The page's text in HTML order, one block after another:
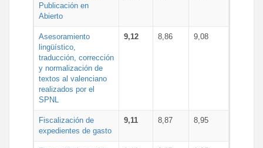
Publicación en
Abierto
Asesoramiento
lingüístico,
traducción, corrección
y normalización de
textos al valenciano
realizados por el
SPNL
9,12 8,86 9,08
Fiscalización de
expedientes de gasto
9,11 8,87 8,95